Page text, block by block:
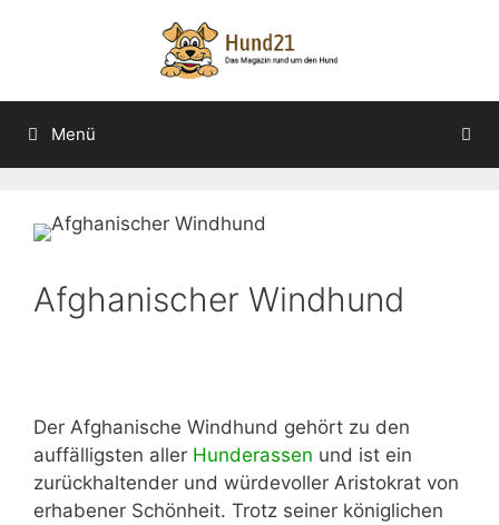
Menü
Afghanischer Windhund
Der Afghanische Windhund gehört zu den
auffälligsten aller Hunderassen und ist ein
zurückhaltender und würdevoller Aristokrat von
erhabener Schönheit. Trotz seiner königlichen